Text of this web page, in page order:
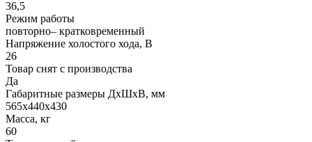
36,5
Режим работы
повторно– кратковременный
Напряжение холостого хода, В
26
Товар снят с производства
Да
Габаритные размеры ДхШхВ, мм
565х440х430
Масса, кг
60